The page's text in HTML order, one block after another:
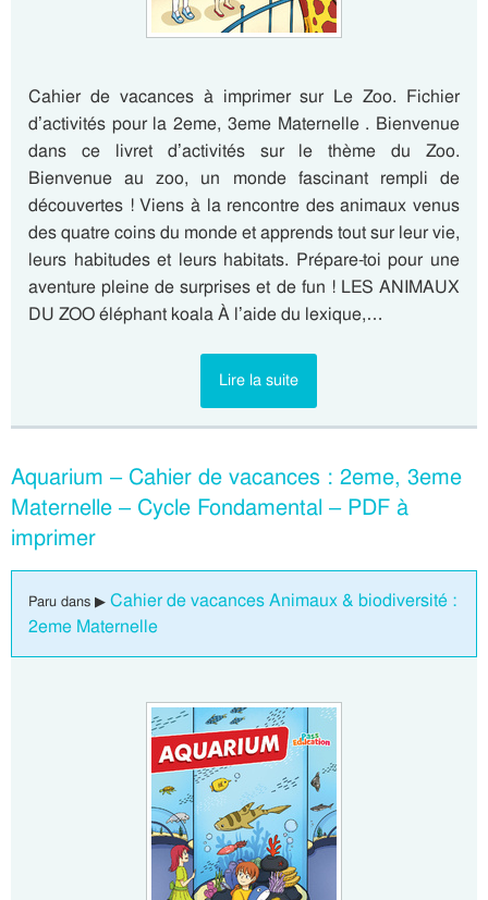
Cahier de vacances à imprimer sur Le Zoo. Fichier
d’activités pour la 2eme, 3eme Maternelle . Bienvenue
dans ce livret d’activités sur le thème du Zoo.
Bienvenue au zoo, un monde fascinant rempli de
découvertes ! Viens à la rencontre des animaux venus
des quatre coins du monde et apprends tout sur leur vie,
leurs habitudes et leurs habitats. Prépare-toi pour une
aventure pleine de surprises et de fun ! LES ANIMAUX
DU ZOO éléphant koala À l’aide du lexique,…
Lire la suite
Aquarium – Cahier de vacances : 2eme, 3eme
Maternelle – Cycle Fondamental – PDF à
imprimer
Paru dans ▶ Cahier de vacances Animaux & biodiversité :
2eme Maternelle